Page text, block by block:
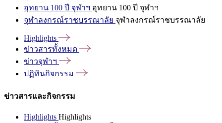
อุทยาน 100 ปี จุฬาฯ อุทยาน 100 ปี จุฬาฯ
จุฬาลงกรณ์ราชบรรณาลัย จุฬาลงกรณ์ราชบรรณาลัย
Highlights
ข่าวสารทั้งหมด
ข่าวจุฬาฯ
ปฏิทินกิจกรรม
ข่าวสารและกิจกรรม
Highlights Highlights